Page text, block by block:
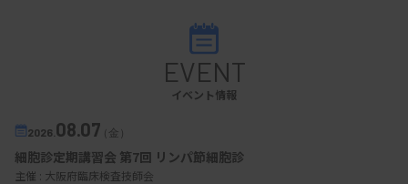
EVENT
イベント情報
2026. 08.07（金）
細胞診定期講習会 第7回 リンパ節細胞診
主催 : 大阪府臨床検査技師会